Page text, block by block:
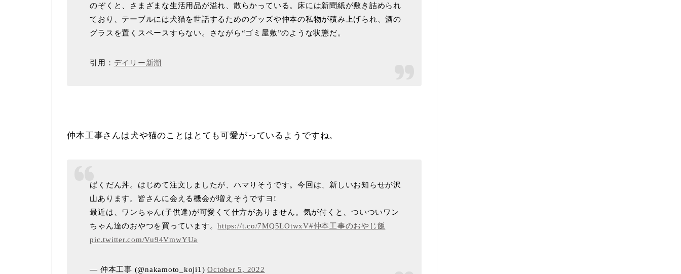
のぞくと、さまざまな生活用品が溢れ、散らかっている。床には新聞紙が敷き詰められ
ており、テーブルには犬猫を世話するためのグッズや仲本の私物が積み上げられ、酒の
グラスを置くスペースすらない。さながら“ゴミ屋敷”のような状態だ。
引用： デイリー新潮
仲本工事さんは犬や猫のことはとても可愛がっているようですね。
ばくだん丼。はじめて注文しましたが、ハマりそうです。今回は、新しいお知らせが沢
山あります。皆さんに会える機会が増えそうですヨ!
最近は、ワンちゃん(子供達)が可愛くて仕方がありません。気が付くと、ついついワン
ちゃん達のおやつを買っています。https://t.co/7MQ5LOtwxV#仲本工事のおやじ飯
pic.twitter.com/Vu94VmwYUa
— 仲本工事 (@nakamoto_koji1)October 5, 2022